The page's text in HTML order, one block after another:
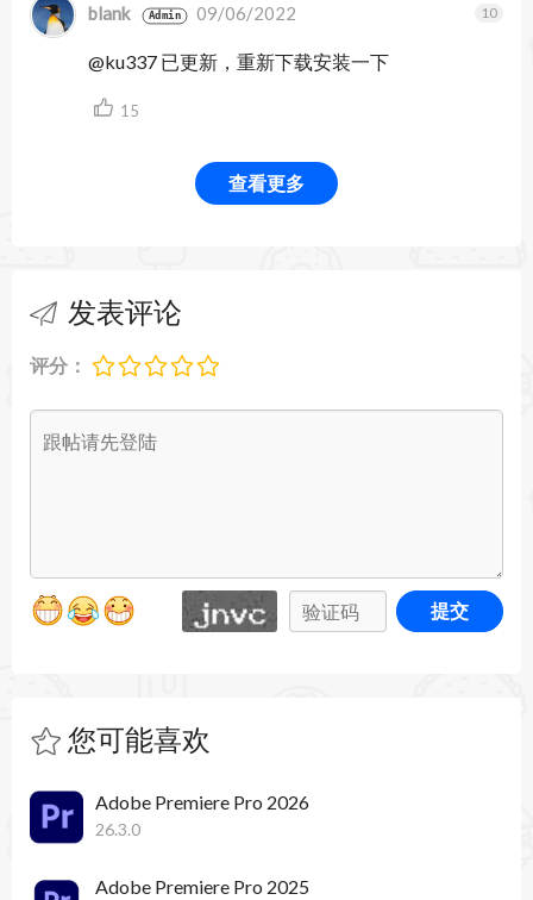
利用动态效果控制和关键帧创建用于转场和标题序
列的动画动态图形。使用模板或使用基本图形面板
中的文字和形状工具创建自己的模板。
编辑霓虹灯般闪烁的粉色，紫色和黄色彩色音频波
编辑或同步音频、添加声效并启动在对话时自动减
现。 电影编辑的基础技巧。 轻松导入您的镜头、
创建序列、添加标题、调整音频水平并导出视频。
调整颜色和白色平衡
使用电影摄影师最爱的 Lumetri Color 面板进行颜
Adobe Premiere Pro 2024的新增功能
现在，可以从剪辑中删除代理。
关闭所有其他项目
现在，您可以快速关闭除您正在处理的项目以外的
所有其他项目。
blank Admin 09/06/2022
@ku337 已更新，重新下载安装一下
15
查看更多
发表评论
评分：
提交
您可能喜欢
Adobe Premiere Pro 2026
26.3.0
Adobe Premiere Pro 2025